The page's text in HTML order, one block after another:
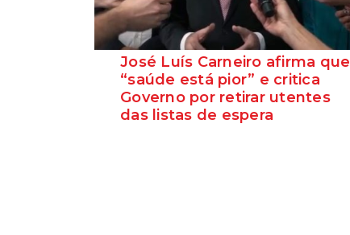
José Luís Carneiro afirma que
“saúde está pior” e critica
Governo por retirar utentes
das listas de espera